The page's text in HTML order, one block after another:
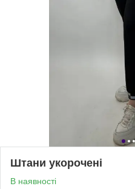
Штани укорочені
В наявності